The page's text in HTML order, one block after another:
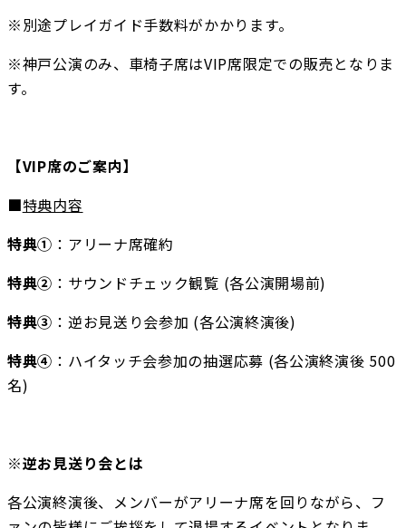
※別途プレイガイド手数料がかかります。
※神戸公演のみ、車椅子席はVIP席限定での販売となりま
す。
【VIP席のご案内】
■特典内容
特典① ：アリーナ席確約
特典② ：サウンドチェック観覧 (各公演開場前)
特典③ ：逆お見送り会参加 (各公演終演後)
特典④ ：ハイタッチ会参加の抽選応募 (各公演終演後 500
名)
※逆お見送り会とは
各公演終演後、メンバーがアリーナ席を回りながら、フ